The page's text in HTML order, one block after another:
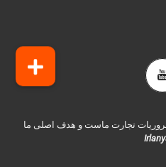
تجارت ماست و هدف اصلی ما